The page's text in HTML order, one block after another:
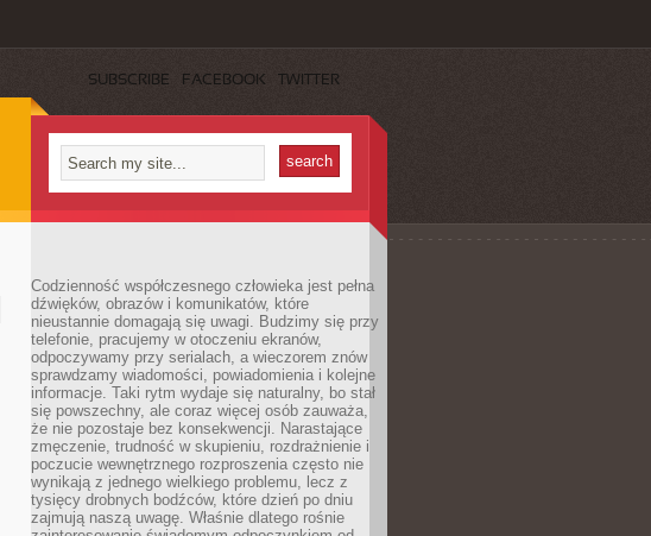
SUBSCRIBE FACEBOOK TWITTER
Codzienność współczesnego człowieka jest pełna
dźwięków, obrazów i komunikatów, które
nieustannie domagają się uwagi. Budzimy się przy
telefonie, pracujemy w otoczeniu ekranów,
odpoczywamy przy serialach, a wieczorem znów
sprawdzamy wiadomości, powiadomienia i kolejne
informacje. Taki rytm wydaje się naturalny, bo stał
się powszechny, ale coraz więcej osób zauważa,
że nie pozostaje bez konsekwencji. Narastające
zmęczenie, trudność w skupieniu, rozdrażnienie i
poczucie wewnętrznego rozproszenia często nie
wynikają z jednego wielkiego problemu, lecz z
tysięcy drobnych bodźców, które dzień po dniu
zajmują naszą uwagę. Właśnie dlatego rośnie